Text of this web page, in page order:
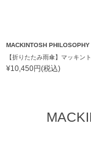
MACKINTOSH PHILOSOPHY
¥10,450円(税込)